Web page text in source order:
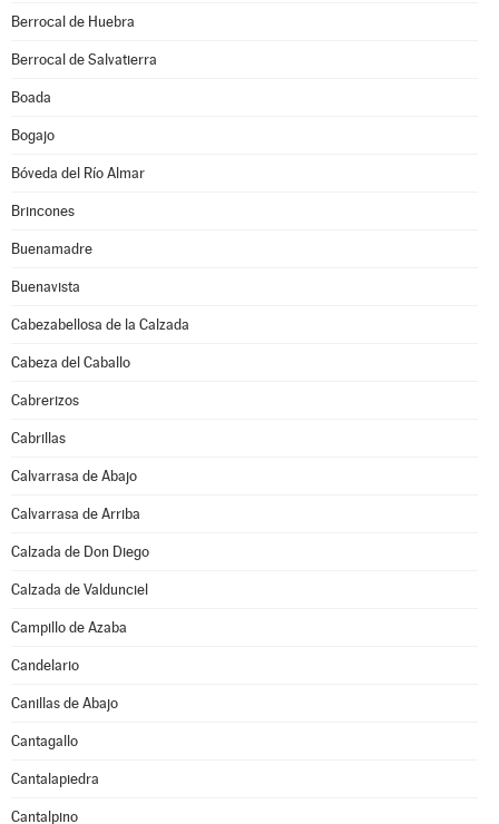
Berrocal de Huebra
Berrocal de Salvatierra
Boada
Bogajo
Bóveda del Río Almar
Brincones
Buenamadre
Buenavista
Cabezabellosa de la Calzada
Cabeza del Caballo
Cabrerizos
Cabrillas
Calvarrasa de Abajo
Calvarrasa de Arriba
Calzada de Don Diego
Calzada de Valdunciel
Campillo de Azaba
Candelario
Canillas de Abajo
Cantagallo
Cantalapiedra
Cantalpino